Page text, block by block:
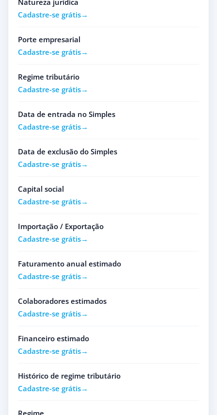
Natureza jurídica
Cadastre-se grátis
Porte empresarial
Cadastre-se grátis
Regime tributário
Cadastre-se grátis
Data de entrada no Simples
Cadastre-se grátis
Data de exclusão do Simples
Cadastre-se grátis
Capital social
Cadastre-se grátis
Importação / Exportação
Cadastre-se grátis
Faturamento anual estimado
Cadastre-se grátis
Colaboradores estimados
Cadastre-se grátis
Financeiro estimado
Cadastre-se grátis
Histórico de regime tributário
Cadastre-se grátis
Regime